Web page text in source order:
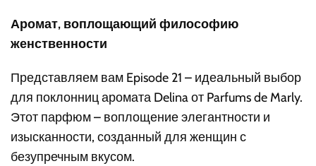
Аромат, воплощающий философию
женственности
Представляем вам Episode 21 – идеальный выбор
для поклонниц аромата Delina от Parfums de Marly.
Этот парфюм – воплощение элегантности и
изысканности, созданный для женщин с
безупречным вкусом.